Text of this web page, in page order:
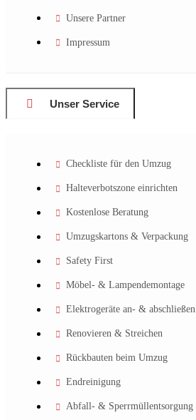
Unsere Partner
Impressum
Unser Service
Checkliste für den Umzug
Halteverbotszone einrichten
Kostenlose Beratung
Umzugskartons & Verpackung
Safety First
Möbel- & Lampendemontage
Elektrogeräte an- & abschließen
Renovieren & Streichen
Rückbauten beim Umzug
Endreinigung
Abfall- & Sperrmüllentsorgung